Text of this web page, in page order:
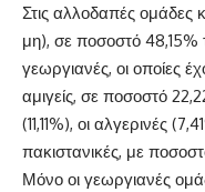
Στις αλλοδαπές ομάδες
μη), σε ποσοστό 48,15%
γεωργιανές, οι οποίες
αμιγείς, σε ποσοστό
(11,11%), οι αλγερινές
πακιστανικές, με
Μόνο οι γεωργιανές